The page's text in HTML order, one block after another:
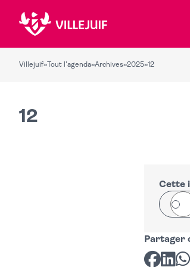
Villejuif» Tout l'agenda»Archives»2025»12
12
Cette
Partager